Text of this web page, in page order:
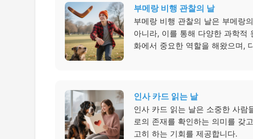
부메랑 비행 관찰의 날
부메랑 비행 관찰의 날은 부메랑
아니라, 이를 통해 다양한 과학적
화에서 중요한 역할을 해왔으며,
인사 카드 읽는 날
인사 카드 읽는 날은 소중한 사람
로의 존재를 확인하는 의미를 갖
고히 하는 기회를 제공합니다.